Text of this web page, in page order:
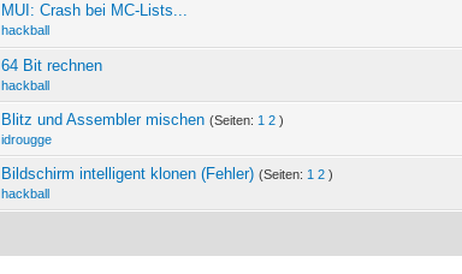
MUI: Crash bei MC-Lists...
hackball
0 Bewertung(en) - 0 von 5 durchschnittlich
64 Bit rechnen
hackball
Blitz und Assembler mischen (Seiten: 1 2 )
idrougge
0 Bewertung(en) - 0 von 5 durchschnittlich
Bildschirm intelligent klonen (Fehler) (Seiten: 1 2 )
hackball
0 Bewertung(en) - 0 von 5 durchschnittlich